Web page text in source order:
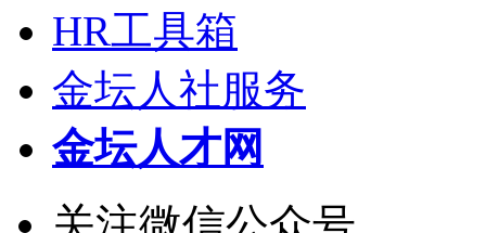
HR工具箱
金坛人社服务
金坛人才网